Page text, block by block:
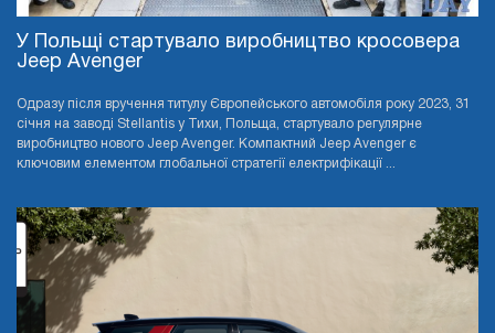
У Польщі стартувало виробництво кросовера
Jeep Avenger
Одразу після вручення титулу Європейського автомобіля року 2023, 31
січня на заводі Stellantis у Тихи, Польща, стартувало регулярне
виробництво нового Jeep Avenger. Компактний Jeep Avenger є
ключовим елементом глобальної стратегії електрифікації ...